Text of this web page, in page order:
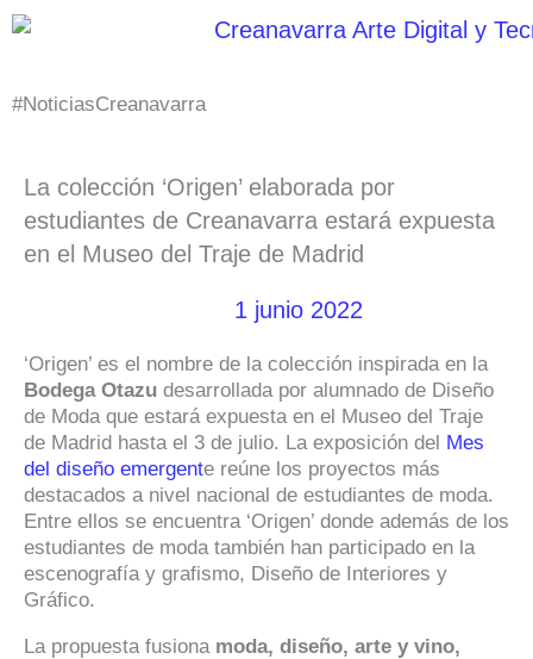
Ir
#NoticiasCreanavarra
La colección ‘Origen’ elaborada por
estudiantes de Creanavarra estará expuesta
en el Museo del Traje de Madrid
1 junio 2022
‘Origen’ es el nombre de la colección inspirada en la
Bodega Otazu desarrollada por alumnado de Diseño
de Moda que estará expuesta en el Museo del Traje
de Madrid hasta el 3 de julio. La exposición del Mes
del diseño emergente reúne los proyectos más
destacados a nivel nacional de estudiantes de moda.
Entre ellos se encuentra ‘Origen’ donde además de los
estudiantes de moda también han participado en la
escenografía y grafismo, Diseño de Interiores y
Gráfico.
La propuesta fusiona moda, diseño, arte y vino,